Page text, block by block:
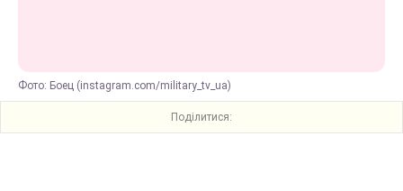
Фото: Боец (instagram.com/military_tv_ua)
Поділитися: